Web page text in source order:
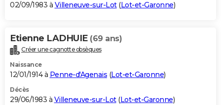
02/09/1983 à Villeneuve-sur-Lot(Lot-et-Garonne)
Etienne LADHUIE (69 ans)
Créer une cagnotte obsèques
Naissance
12/01/1914 à Penne-d'Agenais (Lot-et-Garonne)
Décès
29/06/1983 à Villeneuve-sur-Lot(Lot-et-Garonne)